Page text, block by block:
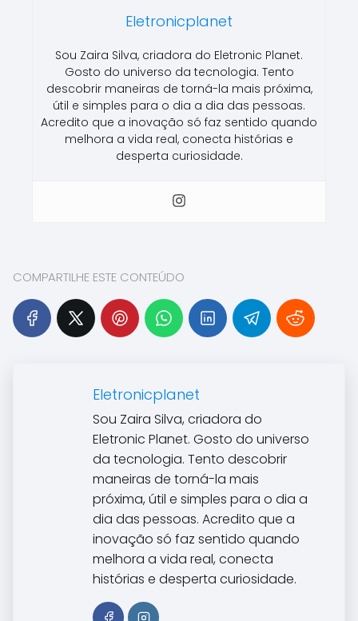
Eletronicplanet
Sou Zaira Silva, criadora do Eletronic Planet.
Gosto do universo da tecnologia. Tento
descobrir maneiras de torná-la mais próxima,
útil e simples para o dia a dia das pessoas.
Acredito que a inovação só faz sentido quando
melhora a vida real, conecta histórias e
desperta curiosidade.
COMPARTILHE ESTE CONTEÚDO
Eletronicplanet
Sou Zaira Silva, criadora do
Eletronic Planet. Gosto do universo
da tecnologia. Tento descobrir
maneiras de torná-la mais
próxima, útil e simples para o dia a
dia das pessoas. Acredito que a
inovação só faz sentido quando
melhora a vida real, conecta
histórias e desperta curiosidade.